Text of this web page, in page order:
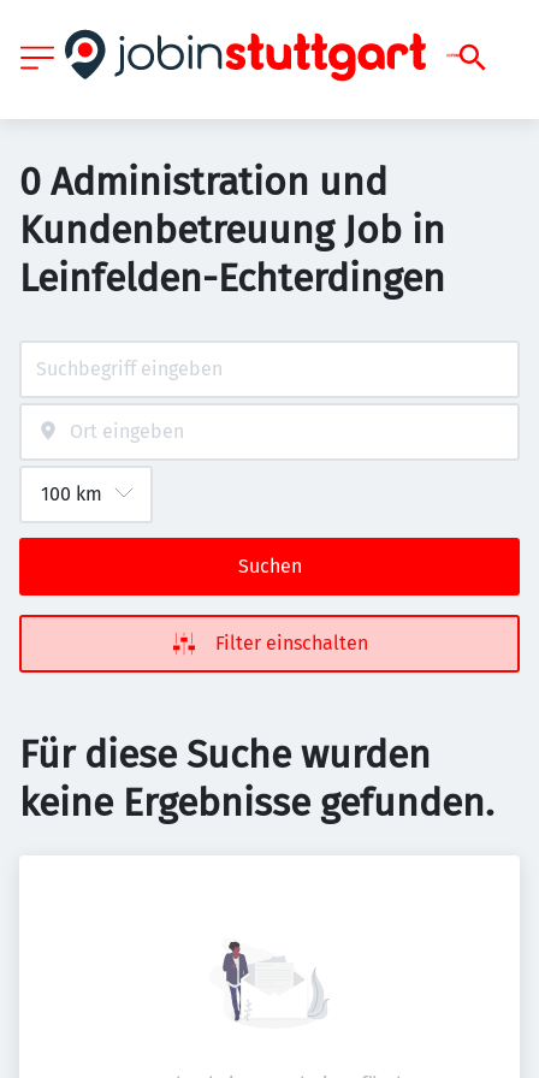
0 Administration und
Kundenbetreuung Job in
Leinfelden-Echterdingen
Suchen
Filter einschalten
Für diese Suche wurden
keine Ergebnisse gefunden.